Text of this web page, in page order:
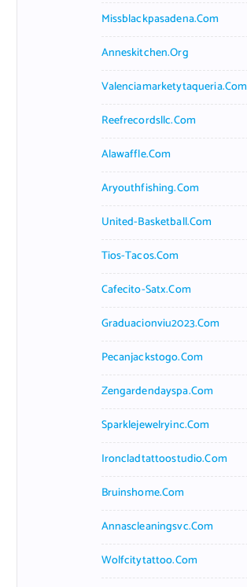
Missblackpasadena.com
Anneskitchen.org
Valenciamarketytaqueria.com
Reefrecordsllc.com
Alawaffle.com
Aryouthfishing.com
United-Basketball.com
Tios-Tacos.com
Cafecito-Satx.com
Graduacionviu2023.com
Pecanjackstogo.com
Zengardendayspa.com
Sparklejewelryinc.com
Ironcladtattoostudio.com
Bruinshome.com
Annascleaningsvc.com
Wolfcitytattoo.com